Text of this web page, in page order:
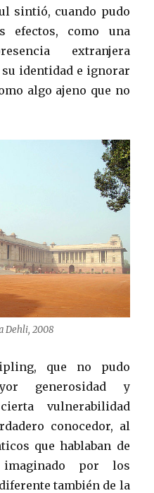
sintió, cuando pudo
efectos, como una
extranjera
identidad e ignorar
algo ajeno que no
Dehli, 2008
que no pudo
generosidad y
vulnerabilidad
conocedor, al
que hablaban de
por los
también de la